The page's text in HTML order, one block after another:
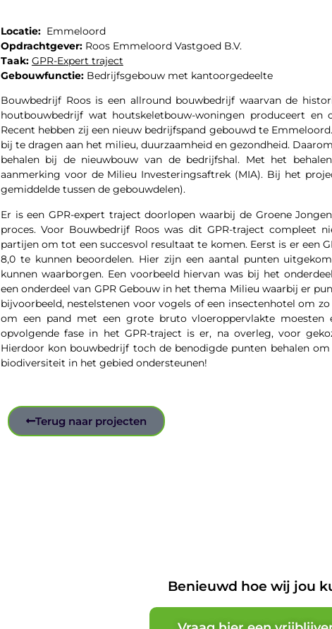
Locatie:Emmeloord
Opdrachtgever: Roos Emmeloord Vastgoed B.V.
Taak: GPR-Expert traject
Gebouwfunctie:Bedrijfsgebouw met kantoorgedeelte
Bouwbedrijf Roos is een allround bouwbedrijf waarvan de
houtbouwbedrijf wat houtskeletbouw-woningen produceert
Recent hebben zij een nieuw bedrijfspand gebouwd te
bij te dragen aan het milieu, duurzaamheid en gezondheid.
behalen bij de nieuwbouw van de bedrijfshal. Met het
aanmerking voor de Milieu Investeringsaftrek (MIA). Bij het
gemiddelde tussen de gebouwdelen).
Er is een GPR-expert traject doorlopen waarbij de Groene
proces. Voor Bouwbedrijf Roos was dit GPR-traject compleet
partijen om tot een succesvol resultaat te komen. Eerst is er een
8,0 te kunnen beoordelen. Hier zijn een aantal punten
kunnen waarborgen. Een voorbeeld hiervan was bij het
een onderdeel van GPR Gebouw in het thema Milieu waarbij er
bijvoorbeeld, nestelstenen voor vogels of een insectenhotel om
om een pand met een grote bruto vloeroppervlakte moesten
opvolgende fase in het GPR-traject is er, na overleg, voor
Hierdoor kon bouwbedrijf toch de benodigde punten behalen
biodiversiteit in het gebied ondersteunen!
Terug naar projecten
Benieuwd hoe wij jou